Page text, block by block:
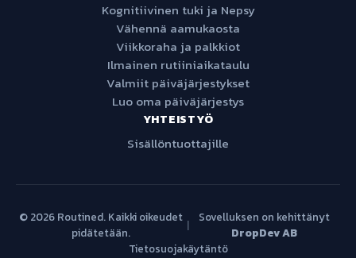
Kognitiivinen tuki ja Nepsy
Vähennä aamukaosta
Viikkoraha ja palkkiot
Ilmainen rutiiniaikataulu
Valmiit päiväjärjestykset
Luo oma päiväjärjestys
YHTEISTYÖ
Sisällöntuottajille
© 2026 Routined. Kaikki oikeudet
pidätetään.
|
Sovelluksen on kehittänyt
DropDev AB
Tietosuojakäytäntö